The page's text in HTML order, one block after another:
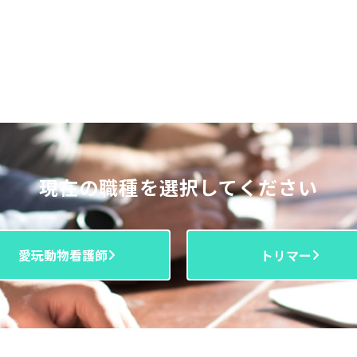
現在の職種を選択してください
愛玩動物看護師 トリマー